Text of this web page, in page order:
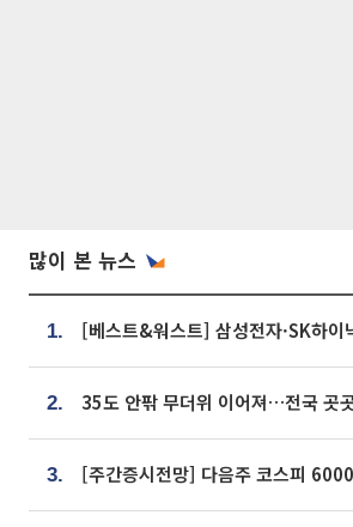
많이 본 뉴스
1.
2.
3.